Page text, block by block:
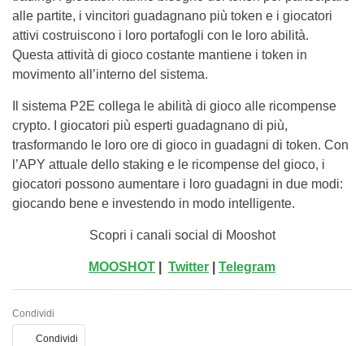
alle partite, i vincitori guadagnano più token e i giocatori
attivi costruiscono i loro portafogli con le loro abilità.
Questa attività di gioco costante mantiene i token in
movimento all’interno del sistema.
Il sistema P2E collega le abilità di gioco alle ricompense
crypto. I giocatori più esperti guadagnano di più,
trasformando le loro ore di gioco in guadagni di token. Con
l’APY attuale dello staking e le ricompense del gioco, i
giocatori possono aumentare i loro guadagni in due modi:
giocando bene e investendo in modo intelligente.
Scopri i canali social di Mooshot
MOOSHOT Twitter Telegram
Condividi
Condividi